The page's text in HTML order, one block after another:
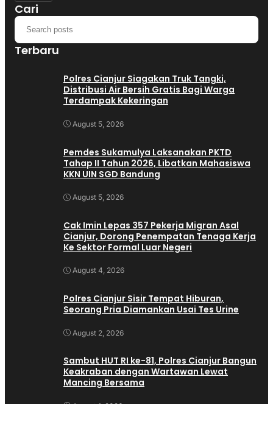
Cari
Terbaru
Polres Cianjur Siagakan Truk Tangki,
Distribusi Air Bersih Gratis Bagi Warga
Terdampak Kekeringan
August 5, 2026
Pemdes Sukamulya Laksanakan PKTD
Tahap II Tahun 2026, Libatkan Mahasiswa
KKN UIN SGD Bandung
August 5, 2026
Cak Imin Lepas 357 Pekerja Migran Asal
Cianjur, Dorong Penempatan Tenaga Kerja
Ke Sektor Formal Luar Negeri
August 4, 2026
Polres Cianjur Sisir Tempat Hiburan,
Seorang Pria Diamankan Usai Tes Urine
August 2, 2026
Sambut HUT RI ke-81, Polres Cianjur Bangun
Keakraban dengan Wartawan Lewat
Mancing Bersama
August 1, 2026